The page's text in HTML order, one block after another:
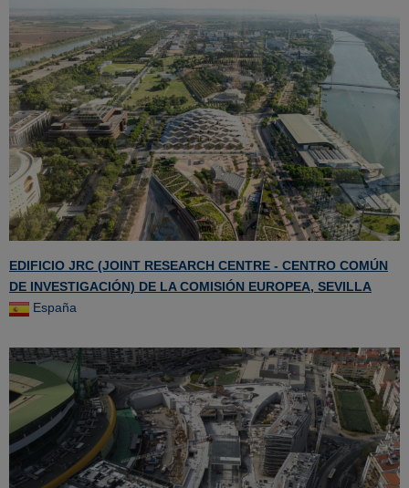
EDIFICIO JRC (JOINT RESEARCH CENTRE - CENTRO COMÚN
DE INVESTIGACIÓN) DE LA COMISIÓN EUROPEA, SEVILLA
España